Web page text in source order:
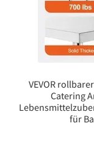
VEVOR
Catering
für